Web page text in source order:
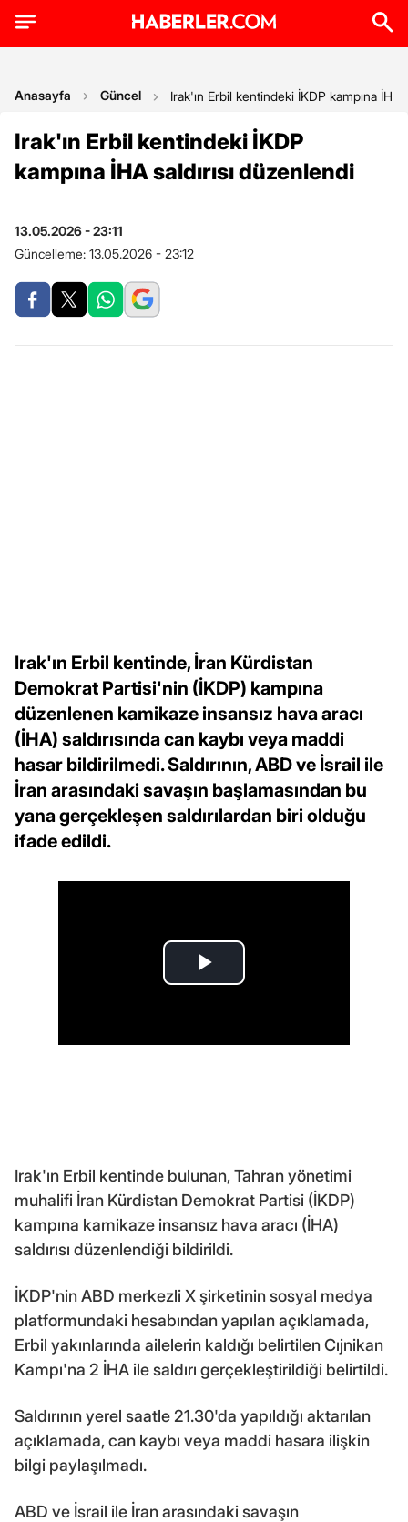
Anasayfa Güncel Irak'ın Erbil kentindeki İKDP kampına İHA
Irak'ın Erbil kentindeki İKDP
kampına İHA saldırısı düzenlendi
13.05.2026 - 23:11
Güncelleme: 13.05.2026 - 23:12
Irak'ın Erbil kentinde, İran Kürdistan
Demokrat Partisi'nin (İKDP) kampına
düzenlenen kamikaze insansız hava aracı
(İHA) saldırısında can kaybı veya maddi
hasar bildirilmedi. Saldırının, ABD ve İsrail ile
İran arasındaki savaşın başlamasından bu
yana gerçekleşen saldırılardan biri olduğu
ifade edildi.
Irak'ın Erbil kentinde bulunan, Tahran yönetimi
muhalifi İran Kürdistan Demokrat Partisi (İKDP)
kampına kamikaze insansız hava aracı (İHA)
saldırısı düzenlendiği bildirildi.
İKDP'nin ABD merkezli X şirketinin sosyal medya
platformundaki hesabından yapılan açıklamada,
Erbil yakınlarında ailelerin kaldığı belirtilen Cıjnikan
Kampı'na 2 İHA ile saldırı gerçekleştirildiği belirtildi.
Saldırının yerel saatle 21.30'da yapıldığı aktarılan
açıklamada, can kaybı veya maddi hasara ilişkin
bilgi paylaşılmadı.
ABD ve İsrail ile İran arasındaki savaşın